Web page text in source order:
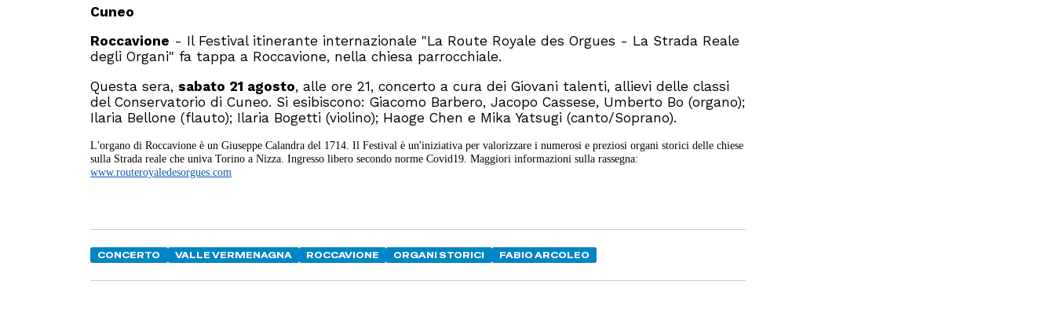
Cuneo
Roccavione - Il Festival itinerante internazionale "La Route Royale des Orgues - La Strada Reale
degli Organi" fa tappa a Roccavione, nella chiesa parrocchiale.
Questa sera, sabato 21 agosto, alle ore 21, concerto a cura dei Giovani talenti, allievi delle classi
del Conservatorio di Cuneo. Si esibiscono: Giacomo Barbero, Jacopo Cassese, Umberto Bo (organo);
Ilaria Bellone (flauto); Ilaria Bogetti (violino); Haoge Chen e Mika Yatsugi (canto/Soprano).
L'organo di Roccavione è un Giuseppe Calandra del 1714. Il Festival è un'iniziativa per valorizzare i numerosi e preziosi organi storici delle chiese
sulla Strada reale che univa Torino a Nizza. Ingresso libero secondo norme Covid19. Maggiori informazioni sulla rassegna:
www.routeroyaledesorgues.com
CONCERTO VALLE VERMENAGNA ROCCAVIONE ORGANI STORICI FABIO ARCOLEO